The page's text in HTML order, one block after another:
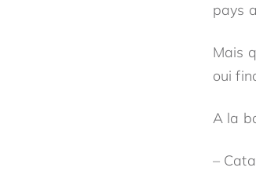
pays
Mais
oui
A la
–